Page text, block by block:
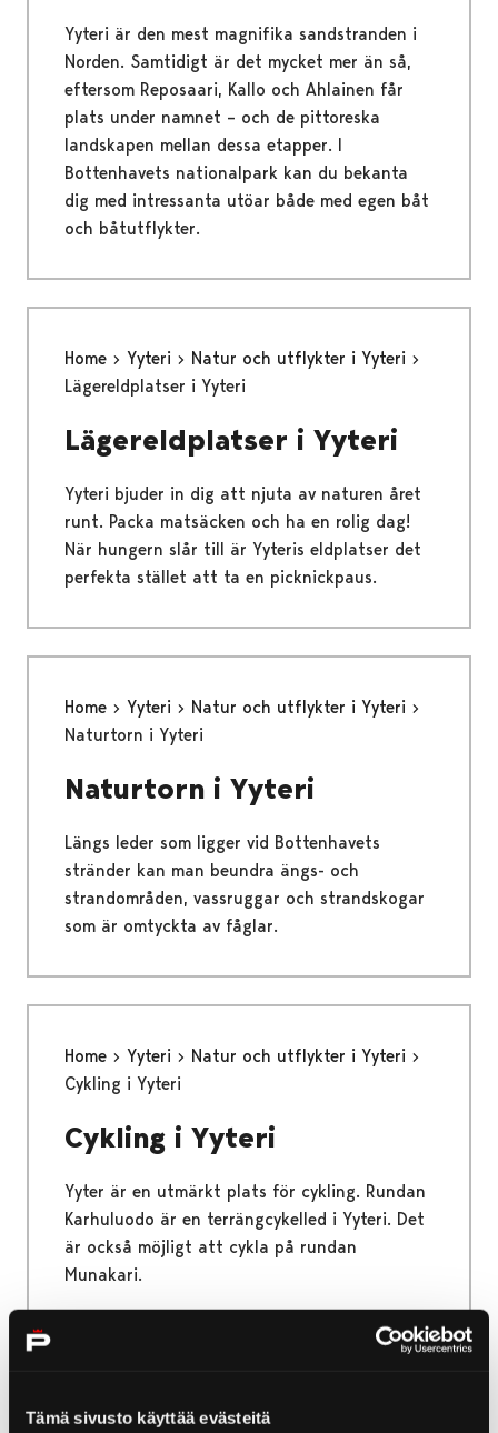
Tämä sivusto käyttää evästeitä
Yyteri är den mest magnifika sandstranden i
Norden. Samtidigt är det mycket mer än så,
eftersom Reposaari, Kallo och Ahlainen får
plats under namnet – och de pittoreska
landskapen mellan dessa etapper. I
Bottenhavets nationalpark kan du bekanta
dig med intressanta utöar både med egen båt
och båtutflykter.
Home Yyteri
Natur och utflykter i Yyteri
Lägereldplatser i Yyteri
Lägereldplatser i Yyteri
Yyteri bjuder in dig att njuta av naturen året
runt. Packa matsäcken och ha en rolig dag!
När hungern slår till är Yyteris eldplatser det
perfekta stället att ta en picknickpaus.
Home Yyteri
Natur och utflykter i Yyteri
Naturtorn i Yyteri
Naturtorn i Yyteri
Längs leder som ligger vid Bottenhavets
stränder kan man beundra ängs- och
strandområden, vassruggar och strandskogar
som är omtyckta av fåglar.
Home Yyteri
Natur och utflykter i Yyteri
Cykling i Yyteri
Cykling i Yyteri
Yyter är en utmärkt plats för cykling. Rundan
Karhuluodo är en terrängcykelled i Yyteri. Det
är också möjligt att cykla på rundan
Munakari.